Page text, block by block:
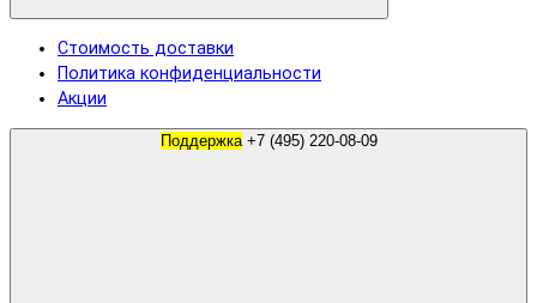
Стоимость доставки
Политика конфиденциальности
Акции
Поддержка +7 (495) 220-08-09